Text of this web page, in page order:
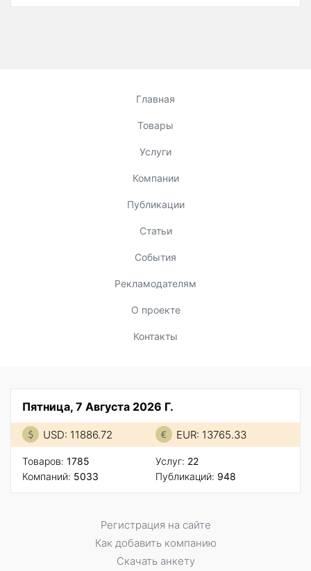
Главная
Товары
Услуги
Компании
Публикации
Статьи
События
Рекламодателям
О проекте
Контакты
Пятница, 7 Августа 2026 Г.
USD: 11886.72 EUR: 13765.33
Товаров: 1785
Компаний: 5033
Услуг: 22
Публикаций: 948
Регистрация на сайте
Как добавить компанию
Скачать анкету